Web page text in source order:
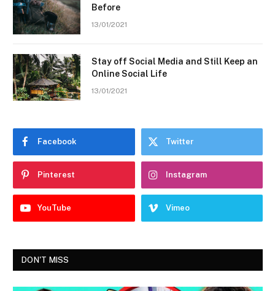
Before
13/01/2021
Stay off Social Media and Still Keep an
Online Social Life
13/01/2021
Facebook Twitter
Pinterest Instagram
YouTube Vimeo
DON'T MISS